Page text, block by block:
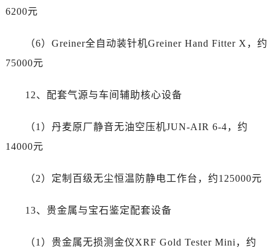
河北省唐山市路南区新华东道100号万达广场写字楼A座10层1002室江诗丹顿售后服务中心（需提前预约）
6200元
（6）Greiner全自动装针机Greiner Hand Fitter X，约
75000元
12、配套气源与车间辅助核心设备
（1）丹麦原厂静音无油空压机JUN-AIR 6-4，约
14000元
（2）定制百级无尘恒温防静电工作台，约125000元
13、贵金属与宝石鉴定配套设备
（1）贵金属无损测金仪XRF Gold Tester Mini，约